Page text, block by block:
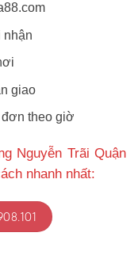
nhận
giao
theo giờ
Nguyễn Trãi Quận
nhanh nhất: